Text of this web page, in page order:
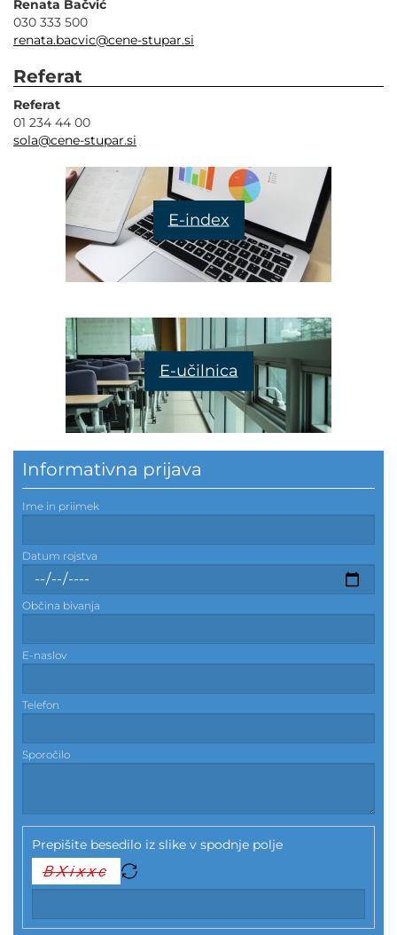
Renata Bačvić
030 333 500
renata.bacvic@cene-stupar.si
Referat
Referat
01 234 44 00
sola@cene-stupar.si
E-index
E-učilnica
Informativna prijava
Ime in priimek
Datum rojstva
Občina bivanja
E-naslov
Telefon
Sporočilo
Prepišite besedilo iz slike v spodnje polje